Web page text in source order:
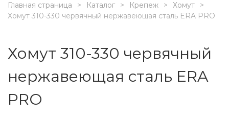
Главная страница Каталог Крепеж
Хомут
Хомут 310-330 червячный нержавеющая сталь ERA PRO
Хомут 310-330 червячный
нержавеющая сталь ERA
PRO